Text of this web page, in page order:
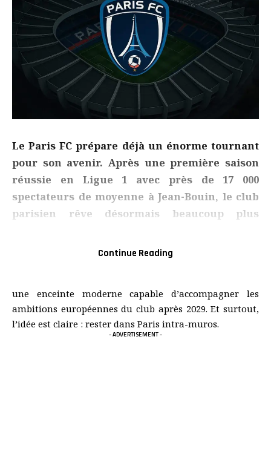
Le Paris FC prépare déjà un énorme tournant
pour son avenir. Après une première saison
réussie en Ligue 1 avec près de 17 000
spectateurs de moyenne à Jean-Bouin, le club
parisien rêve désormais beaucoup plus
dans le viseur. Oui, mais où ?
une enceinte moderne capable d’accompagner les
ambitions européennes du club après 2029. Et surtout,
l’idée est claire : rester dans Paris intra-muros.
- ADVERTISEMENT -
Continue Reading